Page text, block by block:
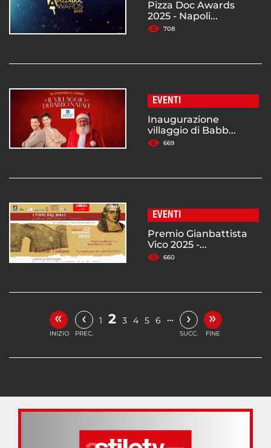
Pizza Doc Awards
2025 - Napoli...
708
EVENTI
Inaugurazione
villaggio di Babb...
669
EVENTI
Premio Gianbattista
Vico 2025 -...
660
«
INIZIO
‹
PREC.
1 2 3 4 5 6 … ›
SUCC.
»
FINE